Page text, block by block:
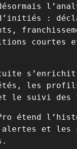
:
courtes
s’enrichit
les
le suivi des
étend
et les